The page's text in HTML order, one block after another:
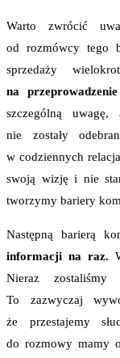
Warto zwrócić
od rozmówcy tego
sprzedaży
na
szczególną
nie zostały
w codziennych
swoją wizję i nie
tworzymy bariery
Następną barierą
informacji na raz.
Nieraz
To zazwyczaj
że przestajemy
do rozmowy mamy